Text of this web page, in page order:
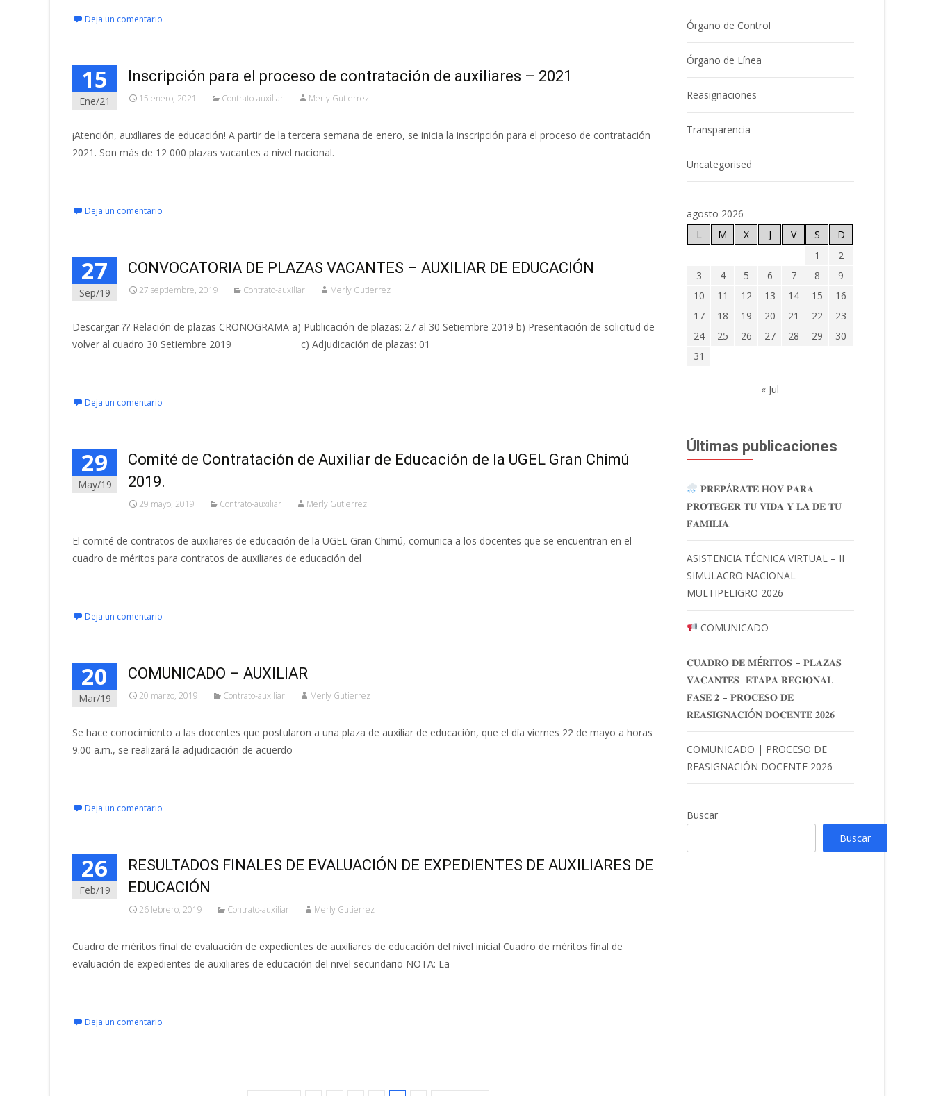
Deja un comentario
15
Ene/21
Inscripción para el proceso de contratación de auxiliares – 2021
15 enero, 2021 Contrato-auxiliar Merly Gutierrez
¡Atención, auxiliares de educación! A partir de la tercera semana de enero, se inicia la inscripción para el proceso de contratación
2021. Son más de 12 000 plazas vacantes a nivel nacional.
Deja un comentario
27
Sep/19
CONVOCATORIA DE PLAZAS VACANTES – AUXILIAR DE EDUCACIÓN
27 septiembre, 2019 Contrato-auxiliar Merly Gutierrez
Descargar ?? Relación de plazas CRONOGRAMA a) Publicación de plazas: 27 al 30 Setiembre 2019 b) Presentación de solicitud de
volver al cuadro 30 Setiembre 2019 c) Adjudicación de plazas: 01
Deja un comentario
29
May/19
Comité de Contratación de Auxiliar de Educación de la UGEL Gran Chimú
2019.
29 mayo, 2019 Contrato-auxiliar Merly Gutierrez
El comité de contratos de auxiliares de educación de la UGEL Gran Chimú, comunica a los docentes que se encuentran en el
cuadro de méritos para contratos de auxiliares de educación del
Deja un comentario
20
Mar/19
COMUNICADO – AUXILIAR
20 marzo, 2019 Contrato-auxiliar Merly Gutierrez
Se hace conocimiento a las docentes que postularon a una plaza de auxiliar de educaciòn, que el día viernes 22 de mayo a horas
9.00 a.m., se realizará la adjudicación de acuerdo
Deja un comentario
26
Feb/19
RESULTADOS FINALES DE EVALUACIÓN DE EXPEDIENTES DE AUXILIARES DE
EDUCACIÓN
26 febrero, 2019 Contrato-auxiliar Merly Gutierrez
Cuadro de méritos final de evaluación de expedientes de auxiliares de educación del nivel inicial Cuadro de méritos final de
evaluación de expedientes de auxiliares de educación del nivel secundario NOTA: La
Deja un comentario
Órgano de Control
Órgano de Línea
Reasignaciones
Transparencia
Uncategorised
agosto 2026
L
M X J V S
D
1
2
3
4 5 6 7 8
9
10
11 12 13 14 15
16
17
18 19 20 21 22
23
24
25 26 27 28 29
30
31
« Jul
Últimas publicaciones
𝐏𝐑𝐄𝐏Á𝐑𝐀𝐓𝐄 𝐇𝐎𝐘 𝐏𝐀𝐑𝐀
𝐏𝐑𝐎𝐓𝐄𝐆𝐄𝐑 𝐓𝐔 𝐕𝐈𝐃𝐀 𝐘 𝐋𝐀 𝐃𝐄 𝐓𝐔
𝐅𝐀𝐌𝐈𝐋𝐈𝐀.
ASISTENCIA TÉCNICA VIRTUAL – II
SIMULACRO NACIONAL
MULTIPELIGRO 2026
COMUNICADO
𝐂𝐔𝐀𝐃𝐑𝐎 𝐃𝐄 𝐌É𝐑𝐈𝐓𝐎𝐒 – 𝐏𝐋𝐀𝐙𝐀𝐒
𝐕𝐀𝐂𝐀𝐍𝐓𝐄𝐒- 𝐄𝐓𝐀𝐏𝐀 𝐑𝐄𝐆𝐈𝐎𝐍𝐀𝐋 –
𝐅𝐀𝐒𝐄 𝟐 – 𝐏𝐑𝐎𝐂𝐄𝐒𝐎 𝐃𝐄
𝐑𝐄𝐀𝐒𝐈𝐆𝐍𝐀𝐂𝐈Ó𝐍 𝐃𝐎𝐂𝐄𝐍𝐓𝐄 𝟐𝟎𝟐𝟔
COMUNICADO | PROCESO DE
REASIGNACIÓN DOCENTE 2026
Buscar
Buscar